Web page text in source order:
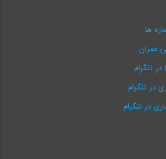
ها
عمران
در تلگرام
در تلگرام